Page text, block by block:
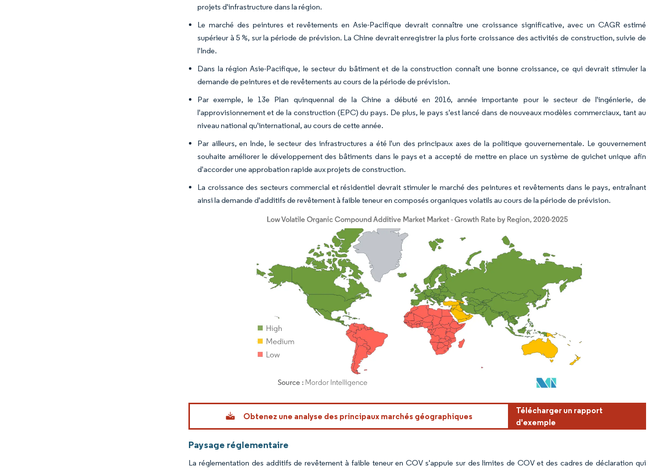
projets d'infrastructure dans la région.
Le marché des peintures et revêtements en Asie-Pacifique devrait connaître une croissance significative, avec un CAGR estimé
supérieur à 5 %, sur la période de prévision. La Chine devrait enregistrer la plus forte croissance des activités de construction, suivie de
l'Inde.
Dans la région Asie-Pacifique, le secteur du bâtiment et de la construction connaît une bonne croissance, ce qui devrait stimuler la
demande de peintures et de revêtements au cours de la période de prévision.
Par exemple, le 13e Plan quinquennal de la Chine a débuté en 2016, année importante pour le secteur de l'ingénierie, de
l'approvisionnement et de la construction (EPC) du pays. De plus, le pays s'est lancé dans de nouveaux modèles commerciaux, tant au
niveau national qu'international, au cours de cette année.
Par ailleurs, en Inde, le secteur des infrastructures a été l'un des principaux axes de la politique gouvernementale. Le gouvernement
souhaite améliorer le développement des bâtiments dans le pays et a accepté de mettre en place un système de guichet unique afin
d'accorder une approbation rapide aux projets de construction.
La croissance des secteurs commercial et résidentiel devrait stimuler le marché des peintures et revêtements dans le pays, entraînant
ainsi la demande d'additifs de revêtement à faible teneur en composés organiques volatils au cours de la période de prévision.
Image © Mordor Intelligence. La réutilisation nécessite une attribution sous CC BY 4.0.
Obtenez une analyse des principaux marchés géographiques
Télécharger un rapport
d'exemple
Paysage réglementaire
La réglementation des additifs de revêtement à faible teneur en COV s'appuie sur des limites de COV et des cadres de déclaration qui